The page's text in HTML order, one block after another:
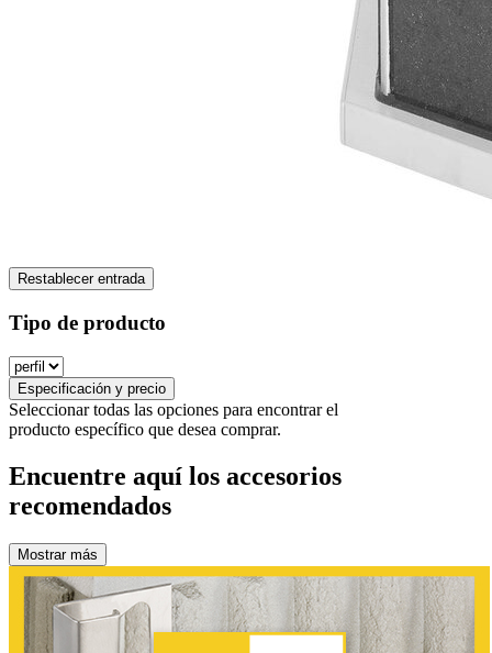
Restablecer entrada
Tipo de producto
Especificación y precio
Seleccionar todas las opciones para encontrar el
producto específico que desea comprar.
Encuentre aquí los accesorios
recomendados
Mostrar más